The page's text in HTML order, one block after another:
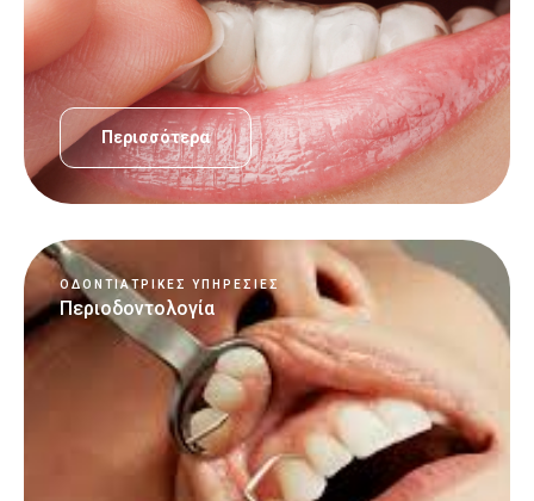
Περισσότερα
ΟΔΟΝΤΙΑΤΡΙΚΈΣ ΥΠΗΡΕΣΊΕΣ
Περιοδοντολογία